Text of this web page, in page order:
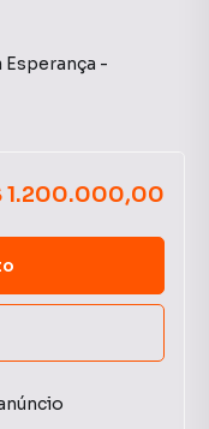
Esperança -
1.200.000,00